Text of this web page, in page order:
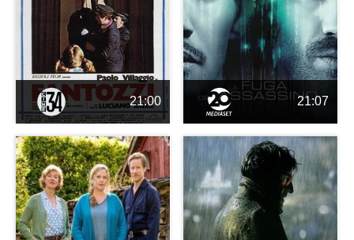
21:00 21:07